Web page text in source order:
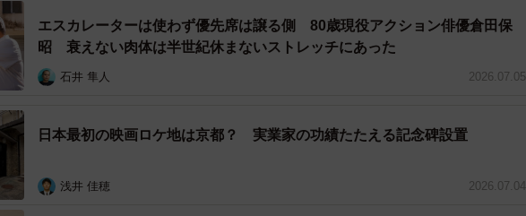
はあんたの映画人生をひっくり返す」と。
体験は、2018年にこの劇場で上映された『2001年宇宙の旅』（監督：スタンリ
ブリック）だった。これがとんでもなかった。今までの劇場体験が嘘のように、
画への没入体験、疲れも吹っ飛ぶ映画／劇場体験」だったのだ。あまりの衝撃
もしばらく放心状態だったことを覚えている。
ダークナイト』（監督：クリストファー・ノーラン）など数々のIMAX上映をこ
験してきた。そのいずれもが私の「映画館体験」の最高を更新し続けてきた。あ
エスカレーターは使わず優先席は譲る側 80歳現役アクション俳優倉田保
昭 衰えない肉体は半世紀休まないストレッチにあった
石井 隼人 2026.07.05
日本最初の映画ロケ地は京都？ 実業家の功績たたえる記念碑設置
浅井 佳穂 2026.07.04